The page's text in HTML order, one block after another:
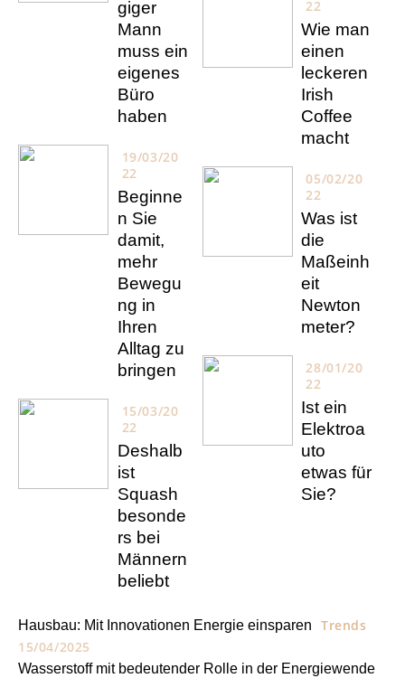
giger
Mann
muss ein
eigenes
Büro
haben
19/03/20
22
Beginne
n Sie
damit,
mehr
Bewegu
ng in
Ihren
Alltag zu
bringen
15/03/20
22
Deshalb
ist
Squash
besonde
rs bei
Männern
beliebt
22
Wie man
einen
leckeren
Irish
Coffee
macht
05/02/20
22
Was ist
die
Maßeinh
eit
Newton
meter?
28/01/20
22
Ist ein
Elektroa
uto
etwas für
Sie?
Hausbau: Mit Innovationen Energie einsparen
Trends
15/04/2025
Wasserstoff mit bedeutender Rolle in der Energiewende